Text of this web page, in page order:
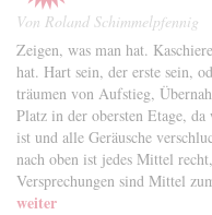
Von Roland Schimmelpfennig
Zeigen, was man hat.
hat. Hart sein, der erste sein,
träumen von Aufstieg,
Platz in der obersten Etage,
ist und alle Geräusche
nach oben ist jedes Mittel
Versprechungen sind Mittel
weiter